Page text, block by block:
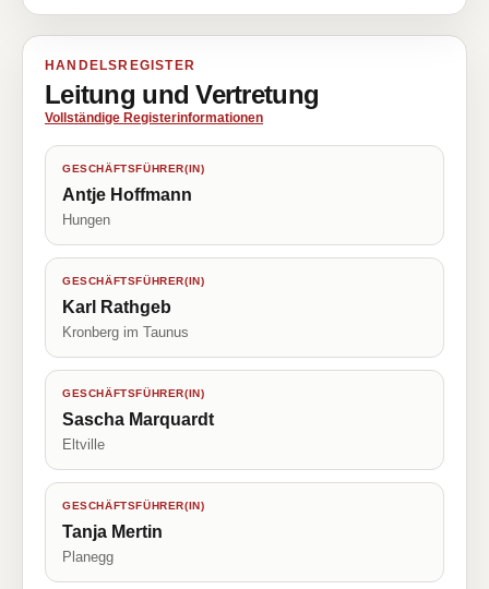
HANDELSREGISTER
Leitung und Vertretung
Vollständige Registerinformationen
GESCHÄFTSFÜHRER(IN)
Antje Hoffmann
Hungen
GESCHÄFTSFÜHRER(IN)
Karl Rathgeb
Kronberg im Taunus
GESCHÄFTSFÜHRER(IN)
Sascha Marquardt
Eltville
GESCHÄFTSFÜHRER(IN)
Tanja Mertin
Planegg